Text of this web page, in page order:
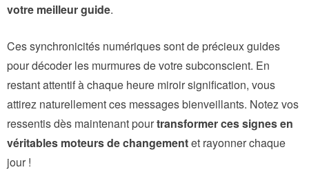
votre meilleur guide.
Ces synchronicités numériques sont de précieux guides
pour décoder les murmures de votre subconscient. En
restant attentif à chaque heure miroir signification, vous
attirez naturellement ces messages bienveillants. Notez vos
ressentis dès maintenant pourtransformer ces signes en
véritables moteurs de changementet rayonner chaque
jour !